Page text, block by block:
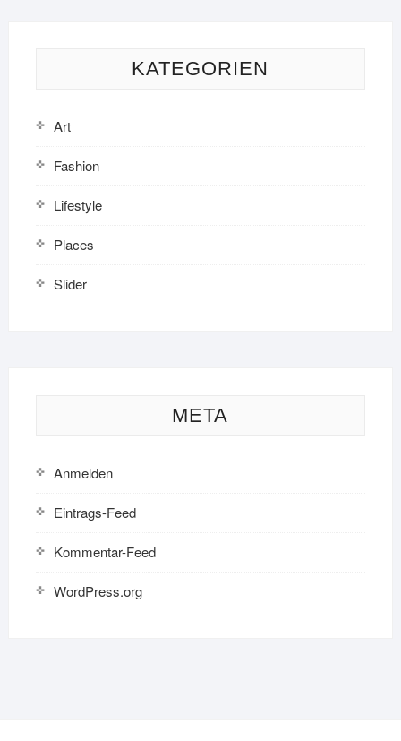
KATEGORIEN
Art
Fashion
Lifestyle
Places
Slider
META
Anmelden
Eintrags-Feed
Kommentar-Feed
WordPress.org